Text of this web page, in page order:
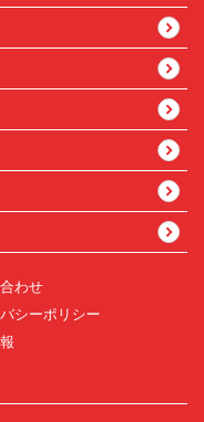
わせ
シーポリシー